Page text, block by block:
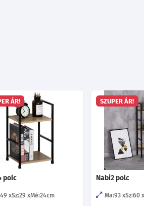
ÁR!
polc
Sz:29 Mé:24cm
SZUPER ÁR!
Nabi2 polc
Ma:93 Sz:60